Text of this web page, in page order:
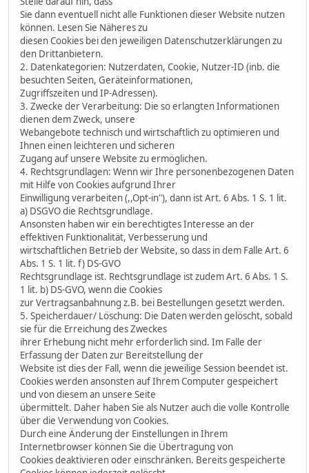
Sie dann eventuell nicht alle Funktionen dieser Website nutzen
können. Lesen Sie Näheres zu
diesen Cookies bei den jeweiligen Datenschutzerklärungen zu
den Drittanbietern.
2. Datenkategorien: Nutzerdaten, Cookie, Nutzer-ID (inb. die
besuchten Seiten, Geräteinformationen,
Zugriffszeiten und IP-Adressen).
3. Zwecke der Verarbeitung: Die so erlangten Informationen
dienen dem Zweck, unsere
Webangebote technisch und wirtschaftlich zu optimieren und
Ihnen einen leichteren und sicheren
Zugang auf unsere Website zu ermöglichen.
4. Rechtsgrundlagen: Wenn wir Ihre personenbezogenen Daten
mit Hilfe von Cookies aufgrund Ihrer
Einwilligung verarbeiten (,,Opt-in"), dann ist Art. 6 Abs. 1 S. 1 lit.
a) DSGVO die Rechtsgrundlage.
Ansonsten haben wir ein berechtigtes Interesse an der
effektiven Funktionalität, Verbesserung und
wirtschaftlichen Betrieb der Website, so dass in dem Falle Art. 6
Abs. 1 S. 1 lit. f) DS-GVO
Rechtsgrundlage ist. Rechtsgrundlage ist zudem Art. 6 Abs. 1 S.
1 lit. b) DS-GVO, wenn die Cookies
zur Vertragsanbahnung z.B. bei Bestellungen gesetzt werden.
5. Speicherdauer/ Löschung: Die Daten werden gelöscht, sobald
sie für die Erreichung des Zweckes
ihrer Erhebung nicht mehr erforderlich sind. Im Falle der
Erfassung der Daten zur Bereitstellung der
Website ist dies der Fall, wenn die jeweilige Session beendet ist.
Cookies werden ansonsten auf Ihrem Computer gespeichert
und von diesem an unsere Seite
übermittelt. Daher haben Sie als Nutzer auch die volle Kontrolle
über die Verwendung von Cookies.
Durch eine Änderung der Einstellungen in Ihrem
Internetbrowser können Sie die Übertragung von
Cookies deaktivieren oder einschränken. Bereits gespeicherte